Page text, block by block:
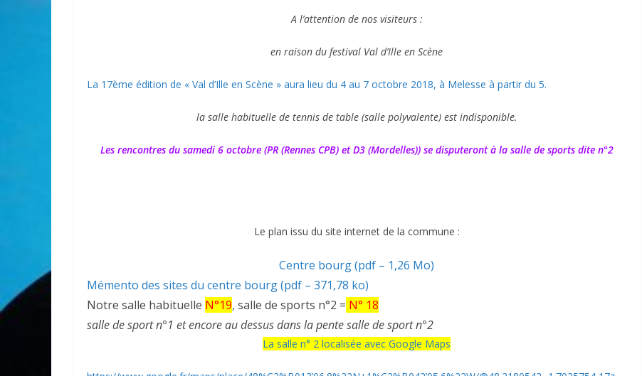
A l’attention de nos visiteurs :
en raison du festival Val d’Ille en Scène
La 17ème édition de « Val d’Ille en Scène » aura lieu du 4 au 7 octobre 2018, à Melesse à partir du 5.
la salle habituelle de tennis de table (salle polyvalente) est indisponible.
Les rencontres du samedi 6 octobre (PR (Rennes CPB) et D3 (Mordelles)) se disputeront à la salle de sports dite n°2
Le plan issu du site internet de la commune :
Centre bourg (pdf – 1,26 Mo)
Mémento des sites du centre bourg (pdf – 371,78 ko)
Notre salle habituelle N°19, salle de sports n°2 = N° 18
salle de sport n°1 et encore au dessus dans la pente salle de sport n°2
La salle n° 2 localisée avec Google Maps